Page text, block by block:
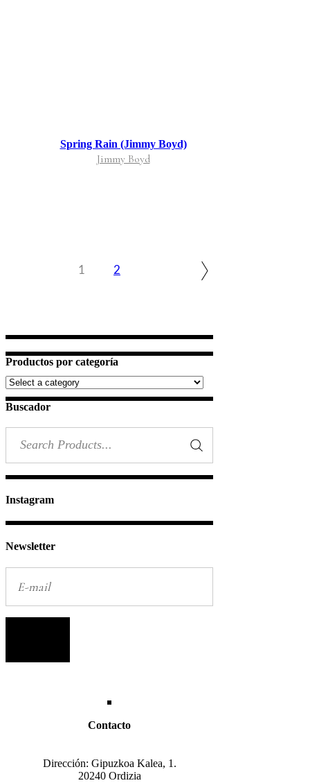
Spring Rain (Jimmy Boyd)
Jimmy Boyd
1 2
Productos por categoría
Buscador
Instagram
Newsletter
Contacto
Dirección: Gipuzkoa Kalea, 1.
20240 Ordizia